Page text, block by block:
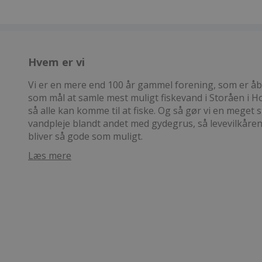
Hvem er vi
Vi er en mere end 100 år gammel forening, som er
som mål at samle mest muligt fiskevand i Storåen i
så alle kan komme til at fiske. Og så gør vi en meget
vandpleje blandt andet med gydegrus, så
bliver så gode som muligt.
Læs mere